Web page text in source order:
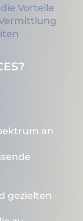
an
gezielten